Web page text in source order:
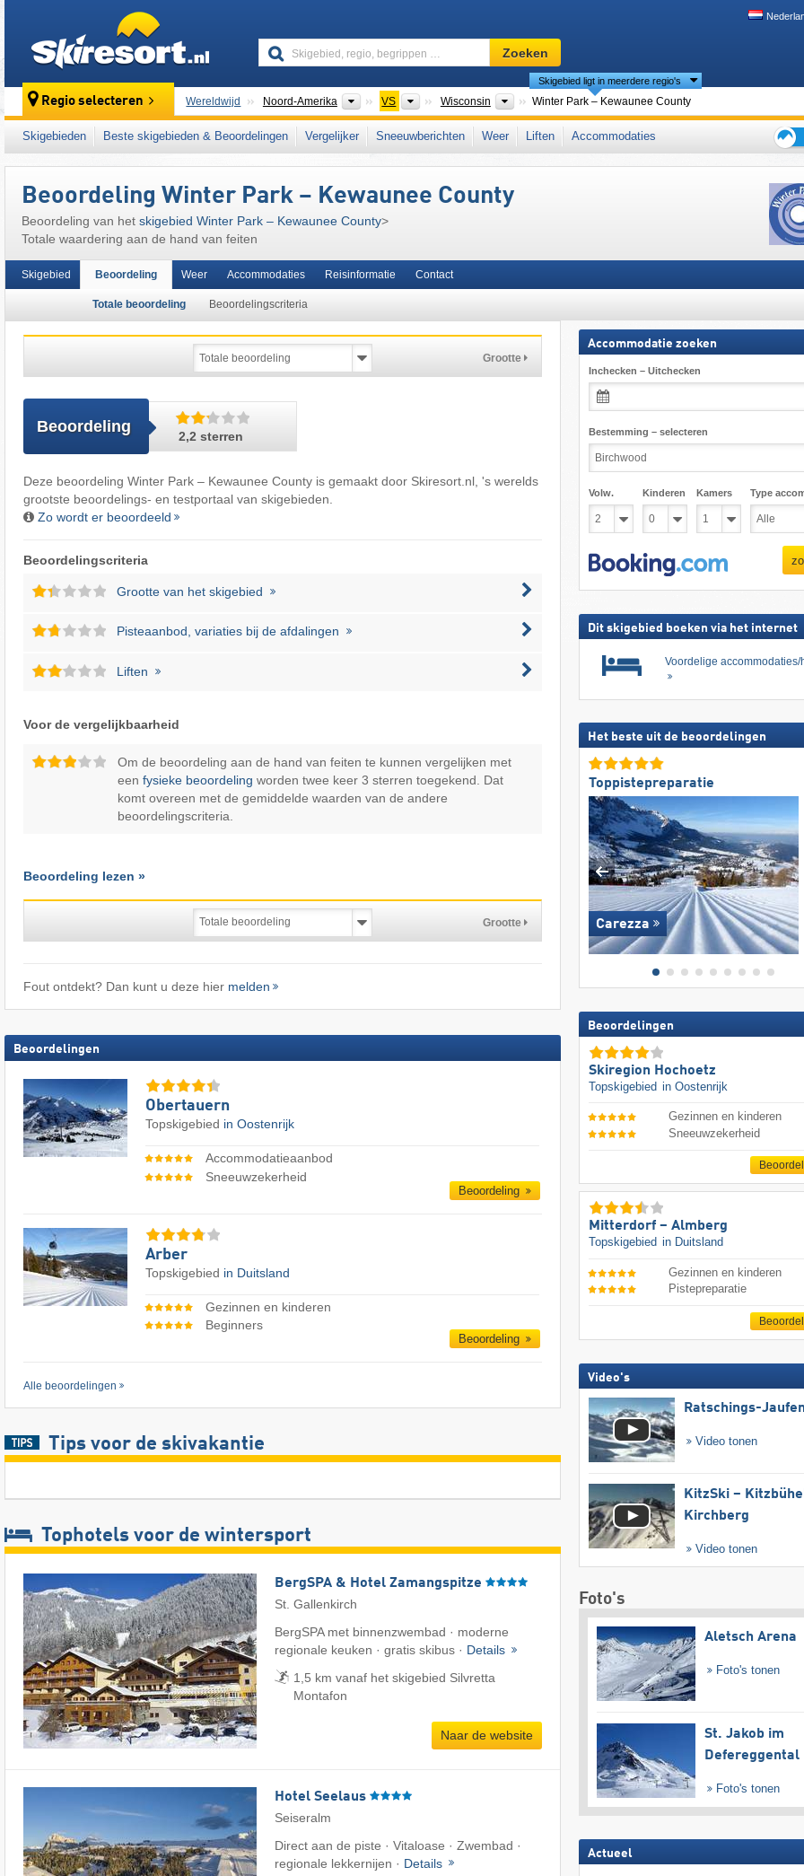
Skigebied,
regio,
begrippen
…
Zoeken
Regio selecteren Wereldwijd Noord-Amerika Continenten
VS LandenWisconsin Deelstaten
Skigebied ligt in meerdere regio's
Winter Park – Kewaunee County
Dit skigebied ligt ook in: Midwest
Skigebieden Beste skigebieden & Beoordelingen Vergelijker Sneeuwberichten Weer Liften
Accommodaties
de
Beoordeling Winter Park – Kewaunee County
Beoordeling van het skigebied Winter Park – Kewaunee County>
Totale waardering aan de hand van feiten
Skigebied Beoordeling
Totale beoordeling Beoordelingscriteria
Weer Accommodaties Reisinformatie Contact
Grootte
Beoordeling
2,2 sterren
Deze beoordeling Winter Park – Kewaunee County is gemaakt door Skiresort.nl, 's werelds
grootste beoordelings- en testportaal van skigebieden.
Zo wordt er beoordeeld
Beoordelingscriteria
Grootte van het skigebied
Pisteaanbod, variaties bij de afdalingen
Liften
Voor de vergelijkbaarheid
Om de beoordeling aan de hand van feiten te kunnen vergelijken met
een fysieke beoordeling worden twee keer 3 sterren toegekend. Dat
komt overeen met de gemiddelde waarden van de andere
beoordelingscriteria.
Beoordeling lezen »
Grootte
Fout ontdekt? Dan kunt u deze hier melden
Beoordelingen
Obertauern
Topskigebied in Oostenrijk
Accommodatieaanbod
Sneeuwzekerheid
Beoordeling
Arber
Topskigebied in Duitsland
Gezinnen en kinderen
Beginners
Beoordeling
Alle beoordelingen
Tips voor de skivakantie
Tophotels voor de wintersport
BergSPA & Hotel Zamangspitze
St. Gallenkirch
BergSPA met binnenzwembad · moderne
regionale keuken · gratis skibus · Details
1,5 km vanaf het skigebied Silvretta
Montafon
Naar de website
Hotel Seelaus
Seiseralm
Direct aan de piste · Vitaloase · Zwembad ·
regionale lekkernijen · Details
Accommodatie zoeken
Inchecken – Uitchecken
Bestemming – selecteren
Volw. Kinderen Kamers Type
Dit skigebied boeken via het internet
Voordelige accommodaties/
Het beste uit de beoordelingen
Toppistepreparatie
Carezza
Beoordelingen
Skiregion Hochoetz
Topskigebied in Oostenrijk
Gezinnen en kinderen
Sneeuwzekerheid
Mitterdorf – Almberg
Topskigebied in Duitsland
Gezinnen en kinderen
Pistepreparatie
Video's
Ratschings-Jaufen
Video tonen
KitzSki –
Kirchberg
Video tonen
Foto's
Aletsch Arena
Foto's tonen
St. Jakob im
Defereggental
Foto's tonen
Actueel